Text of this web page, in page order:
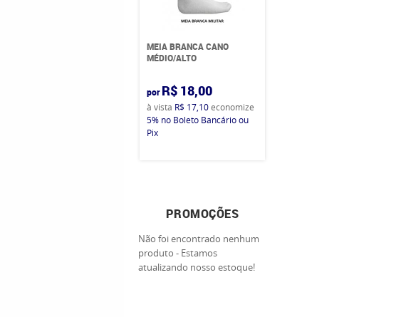
MEIA BRANCA CANO
MÉDIO/ALTO
por R$ 18,00
à vista R$ 17,10economize
5% no Boleto Bancário ou
Pix
PROMOÇÕES
Não foi encontrado nenhum
produto - Estamos
atualizando nosso estoque!